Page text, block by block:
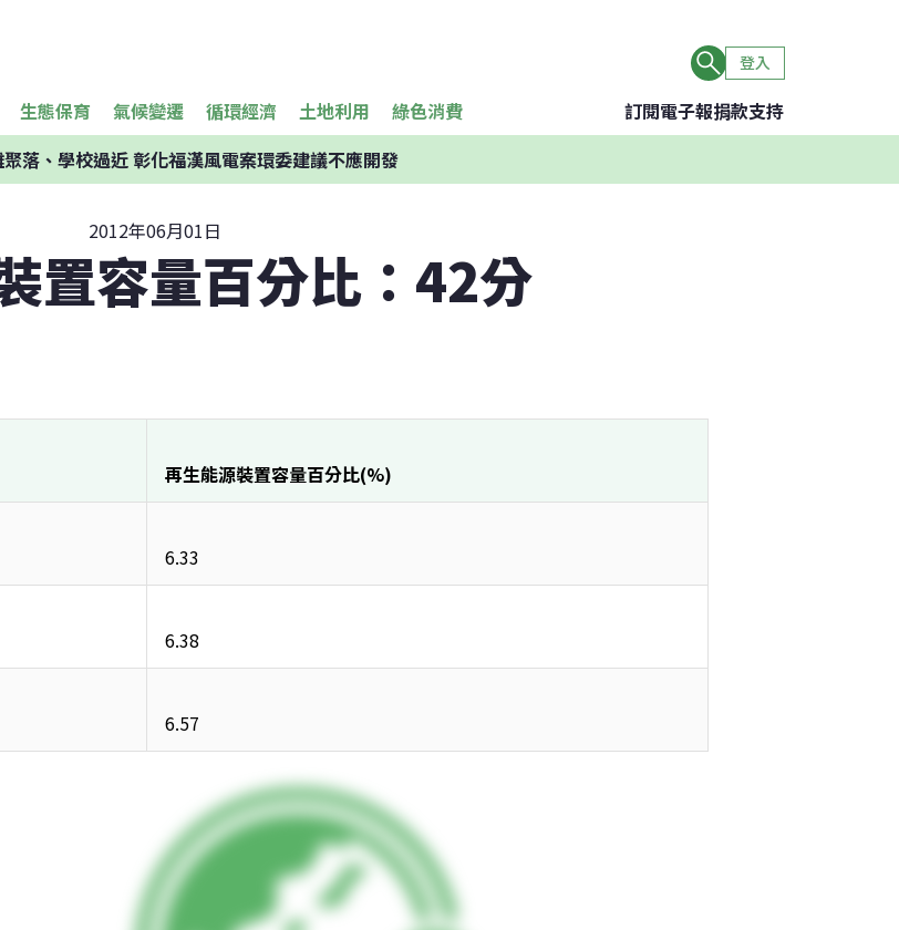
登入
生態保育 氣候變遷 循環經濟 土地利用 綠色消費 訂閱電子報捐款支持
落、學校過近 彰化福漢風電案環委建議不應開發
2012年06月01日
置容量百分比：42分
再生能源裝置容量百分比(%)
6.33
6.38
6.57